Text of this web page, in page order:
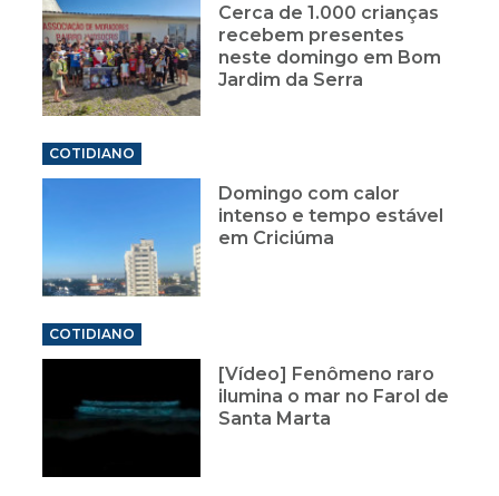
Cerca de 1.000 crianças
recebem presentes
neste domingo em Bom
Jardim da Serra
COTIDIANO
Domingo com calor
intenso e tempo estável
em Criciúma
COTIDIANO
[Vídeo] Fenômeno raro
ilumina o mar no Farol de
Santa Marta